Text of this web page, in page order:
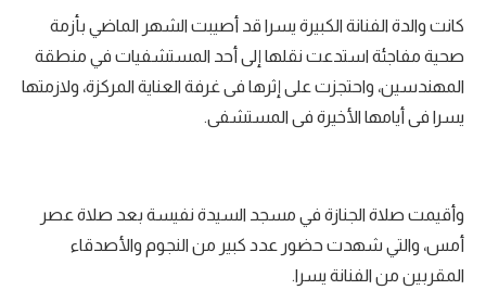
كانت والدة الفنانة الكبيرة يسرا قد أصيبت الشهر الماضي بأزمة
صحية مفاجئة استدعت نقلها إلى أحد المستشفيات في منطقة
المهندسين، واحتجزت على إثرها فى غرفة العناية المركزة، ولازمتها
يسرا فى أيامها الأخيرة فى المستشفى.
وأقيمت صلاة الجنازة في مسجد السيدة نفيسة بعد صلاة عصر
أمس، والتي شهدت حضور عدد كبير من النجوم والأصدقاء
المقربين من الفنانة يسرا.